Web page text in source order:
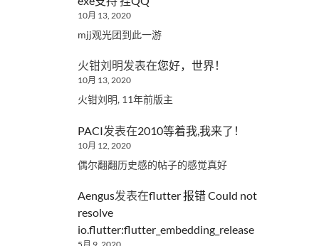
10月 13, 2020
mjj观光团到此一游
火钳刘明发表在您好，世界！
10月 13, 2020
火钳刘明, 11年前版主
PACI发表在2010等着我,我来了！
10月 12, 2020
偶尔翻翻历史感的帖子的感觉真好
Aengus发表在flutter 报错 Could not
resolve
io.flutter:flutter_embedding_release